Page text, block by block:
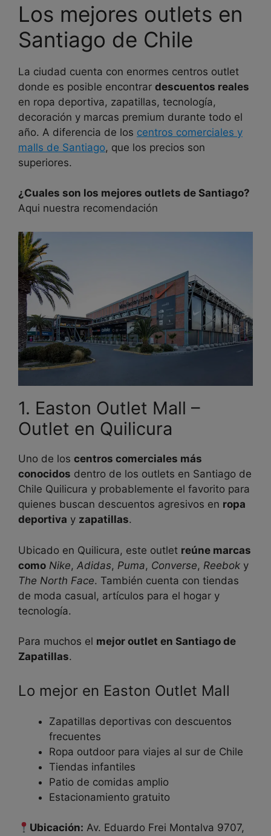
Los mejores outlets en
Santiago de Chile
La ciudad cuenta con enormes centros outlet
donde es posible encontrar descuentos reales
en ropa deportiva, zapatillas, tecnología,
decoración y marcas premium durante todo el
año. A diferencia de los centros comerciales y
malls de Santiago, que los precios son
superiores.
¿Cuales son los mejores outlets de Santiago?
Aqui nuestra recomendación
1. Easton Outlet Mall –
Outlet en Quilicura
Uno de los centros comerciales más
conocidos dentro de los outlets en Santiago de
Chile Quilicura y probablemente el favorito para
quienes buscan descuentos agresivos en ropa
deportiva y zapatillas.
Ubicado en Quilicura, este outlet reúne marcas
como Nike, Adidas, Puma, Converse, Reebok y
The North Face. También cuenta con tiendas
de moda casual, artículos para el hogar y
tecnología.
Para muchos el mejor outlet en Santiago de
Zapatillas.
Lo mejor en Easton Outlet Mall
Zapatillas deportivas con descuentos
frecuentes
Ropa outdoor para viajes al sur de Chile
Tiendas infantiles
Patio de comidas amplio
Estacionamiento gratuito
Ubicación: Av. Eduardo Frei Montalva 9707,